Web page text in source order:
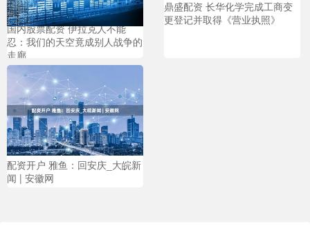
国内股票配资 伊拉克人不能
忍：我们的天空竟成别人战争的
走廊
鼎盛配资 长华化学完成工商变
更登记并取得《营业执照》
配资开户 雅鱼：回安庆_大皖新
闻 | 安徽网